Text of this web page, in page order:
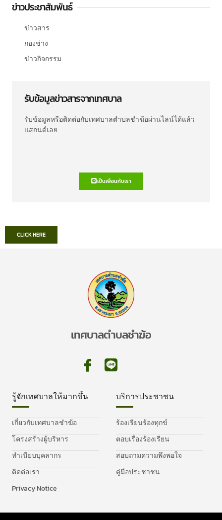
ข่าวประชาสัมพันธ์
ข่าวสาร
กองช่าง
ข่าวกิจกรรม
รับข้อมูลข่าวสารจากเทศบาล
รับข้อมูลหรือติดต่อกับเทศบาลตำบลชำฆ้อผ่านไลน์ได้แล้ว
แสกนด์เลย
เป็นเพื่อนกับเรา
CLICK HERE
เทศบาลตำบลชำฆ้อ
รู้จักเทศบาลให้มากขึ้น
เกี่ยวกับเทศบาลชำฆ้อ
โครงสร้างผู้บริหาร
ทำเนียบบุคลากร
ติดต่อเรา
Privacy Notice
บริการประชาชน
ร้องเรียนร้องทุกข์
ตอบเรื่องร้องเรียน
สอบถามความพึงพอใจ
คู่มือประชาชน